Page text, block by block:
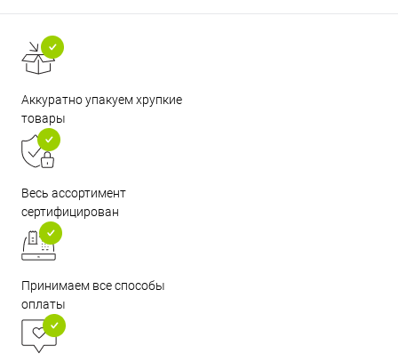
Аккуратно упакуем хрупкие
товары
Весь ассортимент
сертифицирован
Принимаем все способы
оплаты